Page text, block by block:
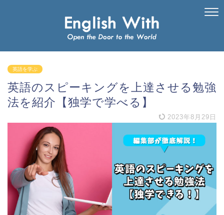
英語を学ぶ
英語のスピーキングを上達させる勉強
法を紹介【独学で学べる】
2023年8月29日